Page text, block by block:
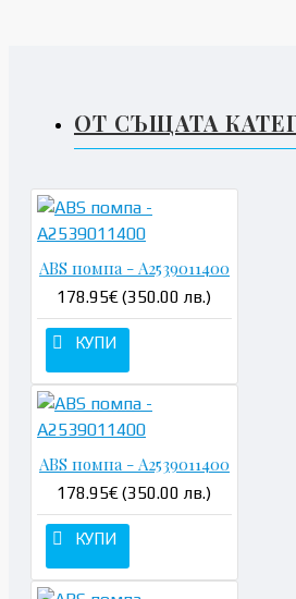
ОТ СЪЩАТА
ABS помпа - A2539011400
178.95€ (350.00 лв.)
КУПИ
ABS помпа - A2539011400
178.95€ (350.00 лв.)
КУПИ